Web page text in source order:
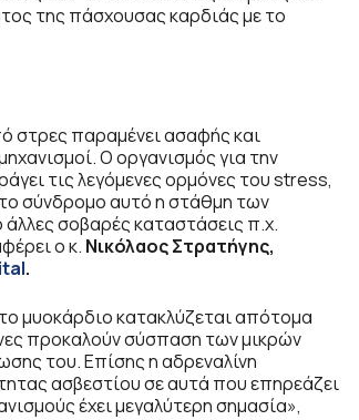
της πάσχουσας καρδιάς με το
στρες παραμένει ασαφής και
Ο οργανισμός για την
τις λεγόμενες ορμόνες του stress,
σύνδρομο αυτό η στάθμη των
άλλες σοβαρές καταστάσεις π.χ.
ο κ. Νικόλαος Στρατήγης,
.
μυοκάρδιο κατακλύζεται απότομα
προκαλούν σύσπαση των μικρών
του. Επίσης η αδρεναλίνη
ασβεστίου σε αυτά που επηρεάζει
έχει μεγαλύτερη σημασία»,